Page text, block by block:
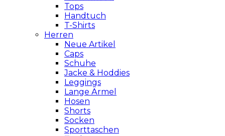
Tops
Handtuch
T-Shirts
Herren
Neue Artikel
Caps
Schuhe
Jacke & Hoddies
Leggings
Lange Ärmel
Hosen
Shorts
Socken
Sporttaschen